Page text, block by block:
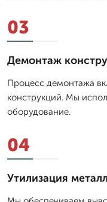
03
Демонтаж
Процесс демонтажа
конструкций. Мы
оборудование.
04
Утилизация